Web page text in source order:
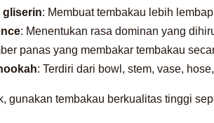
gliserin: Membuat tembakau lebih
: Menentukan rasa dominan yang
panas yang membakar tembakau
: Terdiri dari bowl, stem, vase,
gunakan tembakau berkualitas tinggi